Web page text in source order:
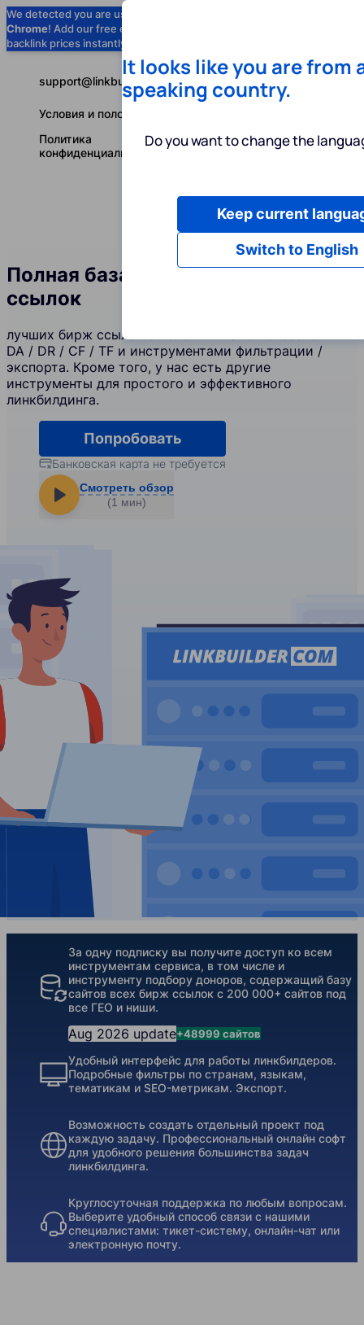
We detected you are using
Chrome! Add our free extension to check
backlink prices instantly as you browse.
Услуги
Русский
support@linkbuilder.com
Условия и положения
Политика
конфиденциальности
Полная база сайтов всех бирж
ссылок
лучших бирж ссылок с топовыми SEO показателями
DA / DR / CF / TF и инструментами фильтрации /
экспорта. Кроме того, у нас есть другие
инструменты для простого и эффективного
линкбилдинга.
Попробовать
Банковская карта не требуется
Смотреть обзор
(1 мин)
Our Features
За одну подписку вы получите доступ ко всем
инструментам сервиса, в том числе и
инструменту подбору доноров, содержащий базу
сайтов всех бирж ссылок с 200 000+ сайтов под
все ГЕО и ниши.
Aug 2026 update+48999 сайтов
Удобный интерфейс для работы линкбилдеров.
Подробные фильтры по странам, языкам,
тематикам и SEO-метрикам. Экспорт.
Возможность создать отдельный проект под
каждую задачу. Профессиональный онлайн софт
для удобного решения большинства задач
линкбилдинга.
Круглосуточная поддержка по любым вопросам.
Выберите удобный способ связи с нашими
специалистами: тикет-систему, онлайн-чат или
электронную почту.
It looks like you are from
speaking country.
Do you want to change the
Switch to English
Keep current